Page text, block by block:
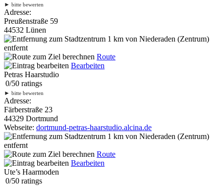
► bitte bewerten
Adresse:
Preußenstraße 59
44532 Lünen
1 km von Niederaden (Zentrum)
entfernt
Route
Bearbeiten
Petras Haarstudio
0/50 ratings
► bitte bewerten
Adresse:
Färberstraße 23
44329 Dortmund
Webseite: dortmund-petras-haarstudio.alcina.de
1 km von Niederaden (Zentrum)
entfernt
Route
Bearbeiten
Ute’s Haarmoden
0/50 ratings